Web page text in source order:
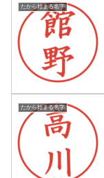
たから始まる名字
たから始まる名字